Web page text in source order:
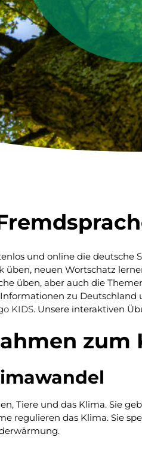
und online die deutsche
üben, neuen Wortschatz
üben, aber auch die
zu
KIDS. Unsere interaktiven
Tiere und das Klima. Sie
regulieren das Klima. Sie